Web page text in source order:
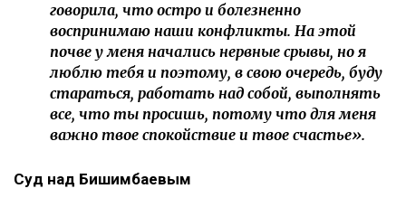
говорила, что остро и болезненно
воспринимаю наши конфликты. На этой
почве у меня начались нервные срывы, но я
люблю тебя и поэтому, в свою очередь, буду
стараться, работать над собой, выполнять
все, что ты просишь, потому что для меня
важно твое спокойствие и твое счастье».
Суд над Бишимбаевым